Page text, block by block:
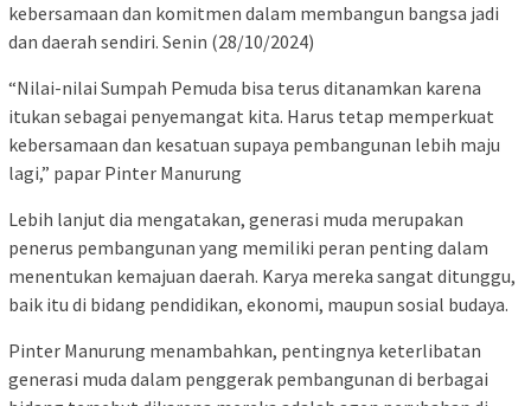
kebersamaan dan komitmen dalam membangun bangsa jadi
dan daerah sendiri. Senin (28/10/2024)
“Nilai-nilai Sumpah Pemuda bisa terus ditanamkan karena
itukan sebagai penyemangat kita. Harus tetap memperkuat
kebersamaan dan kesatuan supaya pembangunan lebih maju
lagi,” papar Pinter Manurung
Lebih lanjut dia mengatakan, generasi muda merupakan
penerus pembangunan yang memiliki peran penting dalam
menentukan kemajuan daerah. Karya mereka sangat ditunggu,
baik itu di bidang pendidikan, ekonomi, maupun sosial budaya.
Pinter Manurung menambahkan, pentingnya keterlibatan
generasi muda dalam penggerak pembangunan di berbagai